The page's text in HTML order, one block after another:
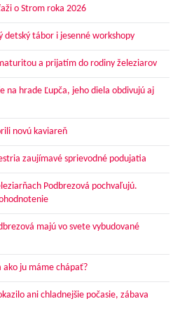
o Strom roka 2026
detský tábor i jesenné workshopy
a prijatím do rodiny železiarov
na hrade Ľupča, jeho diela obdivujú aj
novú kaviareň
zaujímavé sprievodné podujatia
Podbrezová pochvaľujú.
majú vo svete vybudované
ako ju máme chápať?
ani chladnejšie počasie, zábava